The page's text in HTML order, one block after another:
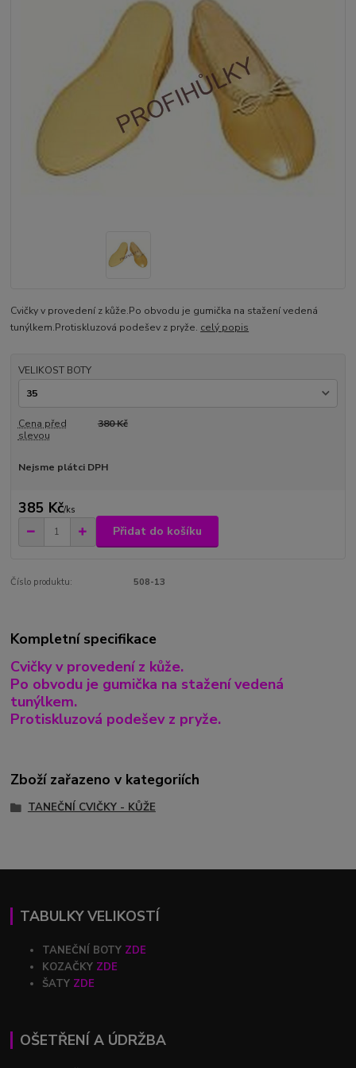
Cvičky v provedení z kůže.Po obvodu je gumička na stažení vedená
tunýlkem.Protiskluzová podešev z pryže. celý popis
VELIKOST BOTY
Cena před
slevou
380 Kč
Nejsme plátci DPH
385 Kč/ks
Přidat do košíku
Číslo produktu: 508-13
Kompletní specifikace
Cvičky v provedení z kůže.
Po obvodu je gumička na stažení vedená
tunýlkem.
Protiskluzová podešev z pryže.
Zboží zařazeno v kategoriích
TANEČNÍ CVIČKY - KŮŽE
TABULKY VELIKOSTÍ
TANEČNÍ BOTY ZDE
KOZAČKY ZDE
ŠATY ZDE
OŠETŘENÍ A ÚDRŽBA